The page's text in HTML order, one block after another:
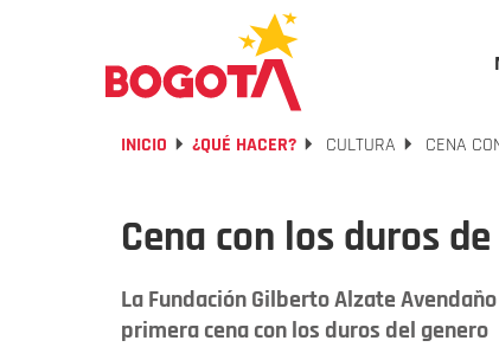
INICIO ¿QUÉ HACER? CULTURA CENA
Cena con los duros
La Fundación Gilberto Alzate
primera cena con los duros del genero